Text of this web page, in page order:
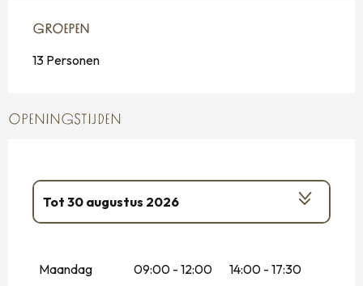
GROEPEN
GROEPEN
13 Personen
OPENINGSTIJDEN
Tot 30 augustus 2026
Maandag 09:00 - 12:00 14:00 - 17:30